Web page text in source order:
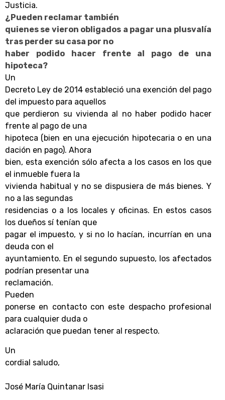
Justicia.
¿Pueden reclamar también
quienes se vieron obligados a pagar una plusvalía
tras perder su casa por no
haber podido hacer frente al pago de una
hipoteca?
Un
Decreto Ley de 2014 estableció una exención del pago
del impuesto para aquellos
que perdieron su vivienda al no haber podido hacer
frente al pago de una
hipoteca (bien en una ejecución hipotecaria o en una
dación en pago). Ahora
bien, esta exención sólo afecta a los casos en los que
el inmueble fuera la
vivienda habitual y no se dispusiera de más bienes. Y
no a las segundas
residencias o a los locales y oficinas. En estos casos
los dueños sí tenían que
pagar el impuesto, y si no lo hacían, incurrían en una
deuda con el
ayuntamiento. En el segundo supuesto, los afectados
podrían presentar una
reclamación.
Pueden
ponerse en contacto con este despacho profesional
para cualquier duda o
aclaración que puedan tener al respecto.
Un
cordial saludo,
José María Quintanar Isasi